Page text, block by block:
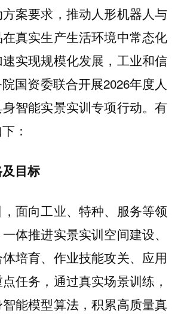
案要求，推动人形机器人与
真实生产生活环境中常态化
实现规模化发展，工业和信
国资委联合开展2026年度人
智能实景实训专项行动。有
：
目标
面向工业、特种、服务等领
体推进实景实训空间建设、
培育、作业技能攻关、应用
任务，通过真实场景训练，
能模型算法，积累高质量真